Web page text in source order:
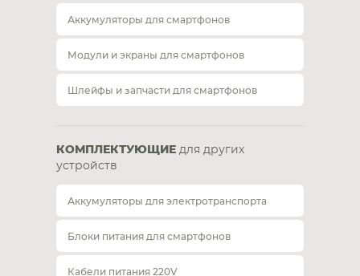
Аккумуляторы для смартфонов
Модули и экраны для смартфонов
Шлейфы и запчасти для смартфонов
КОМПЛЕКТУЮЩИЕ для других
устройств
Аккумуляторы для электротранспорта
Блоки питания для смартфонов
Кабели питания 220V